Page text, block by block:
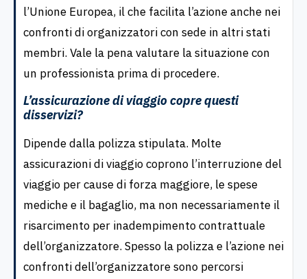
l’Unione Europea, il che facilita l’azione anche nei
confronti di organizzatori con sede in altri stati
membri. Vale la pena valutare la situazione con
un professionista prima di procedere.
L’assicurazione di viaggio copre questi
disservizi?
Dipende dalla polizza stipulata. Molte
assicurazioni di viaggio coprono l’interruzione del
viaggio per cause di forza maggiore, le spese
mediche e il bagaglio, ma non necessariamente il
risarcimento per inadempimento contrattuale
dell’organizzatore. Spesso la polizza e l’azione nei
confronti dell’organizzatore sono percorsi